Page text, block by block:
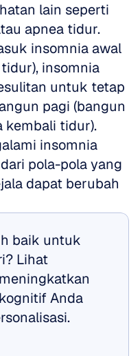
lain seperti
apnea tidur.
insomnia awal
insomnia
untuk tetap
pagi (bangun
kembali tidur).
insomnia
pola-pola yang
dapat berubah
baik untuk
Lihat
Anda